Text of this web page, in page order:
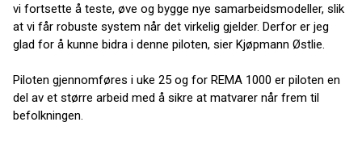
vi fortsette å teste, øve og bygge nye samarbeidsmodeller, slik
at vi får robuste system når det virkelig gjelder. Derfor er jeg
glad for å kunne bidra i denne piloten, sier Kjøpmann Østlie.
Piloten gjennomføres i uke 25 og for REMA 1000 er piloten en
del av et større arbeid med å sikre at matvarer når frem til
befolkningen.